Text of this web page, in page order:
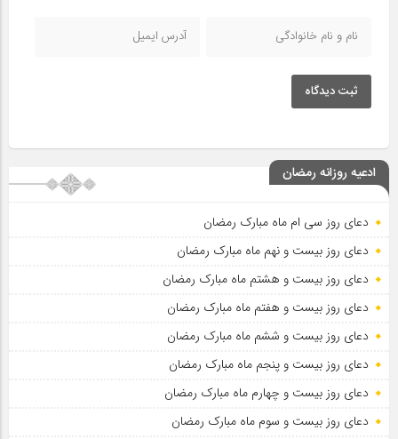
ثبت دیدگاه
ادعیه روزانه رمضان
دعای روز سی ام ماه مبارک رمضان
دعای روز بیست و نهم ماه مبارک رمضان
دعای روز بیست و هشتم ماه مبارک رمضان
دعای روز بیست و هفتم ماه مبارک رمضان
دعای روز بیست و ششم ماه مبارک رمضان
دعای روز بیست و پنجم ماه مبارک رمضان
دعای روز بیست و چهارم ماه مبارک رمضان
دعای روز بیست و سوم ماه مبارک رمضان